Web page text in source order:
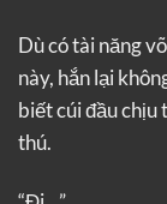
Dù có tài năng
này, hắn lại
biết cúi đầu chịu
thú.